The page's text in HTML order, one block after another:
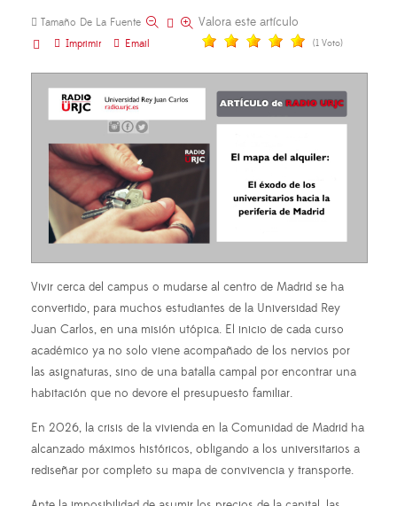
Tamaño De La Fuente
Imprimir
Email
Valora este artículo
(1 Voto)
Vivir cerca del campus o mudarse al centro de Madrid se ha
convertido, para muchos estudiantes de la Universidad Rey
Juan Carlos, en una misión utópica. El inicio de cada curso
académico ya no solo viene acompañado de los nervios por
las asignaturas, sino de una batalla campal por encontrar una
habitación que no devore el presupuesto familiar.
En 2026, la crisis de la vivienda en la Comunidad de Madrid ha
alcanzado máximos históricos, obligando a los universitarios a
rediseñar por completo su mapa de convivencia y transporte.